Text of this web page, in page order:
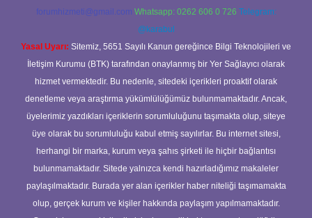
forumhizmeti@gmail.com Whatsapp: 0262 606 0 726 Telegram:
@karabul
Yasal Uyarı: Sitemiz, 5651 Sayılı Kanun gereğince Bilgi Teknolojileri ve
İletişim Kurumu (BTK) tarafından onaylanmış bir Yer Sağlayıcı olarak
hizmet vermektedir. Bu nedenle, sitedeki içerikleri proaktif olarak
denetleme veya araştırma yükümlülüğümüz bulunmamaktadır. Ancak,
üyelerimiz yazdıkları içeriklerin sorumluluğunu taşımakta olup, siteye
üye olarak bu sorumluluğu kabul etmiş sayılırlar. Bu internet sitesi,
herhangi bir marka, kurum veya şahıs şirketi ile hiçbir bağlantısı
bulunmamaktadır. Sitede yalnızca kendi hazırladığımız makaleler
paylaşılmaktadır. Burada yer alan içerikler haber niteliği taşımamakta
olup, gerçek kurum ve kişiler hakkında paylaşım yapılmamaktadır.